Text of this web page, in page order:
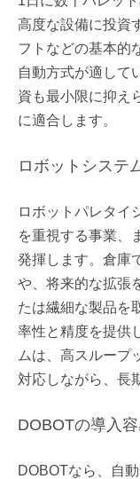
高度な設備に投資
フトなどの基本的
自動方式が適して
資も最小限に抑え
に適合します。
ロボットシステ
ロボットパレタイ
を重視する事業、
発揮します。倉庫
や、将来的な拡張
たは繊細な製品を
率性と精度を提供
ムは、高スループ
対応しながら、長
DOBOTの導入
DOBOTなら、自